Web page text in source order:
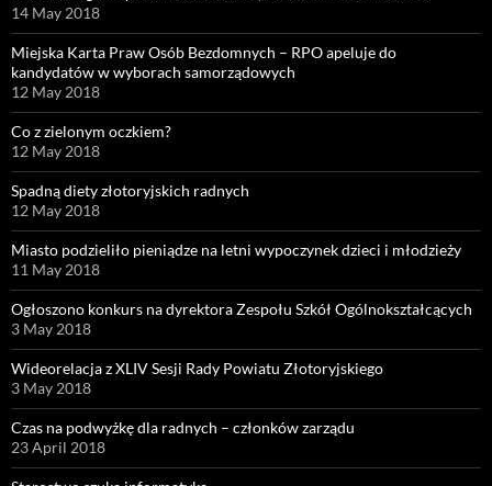
14 May 2018
Miejska Karta Praw Osób Bezdomnych – RPO apeluje do
kandydatów w wyborach samorządowych
12 May 2018
Co z zielonym oczkiem?
12 May 2018
Spadną diety złotoryjskich radnych
12 May 2018
Miasto podzieliło pieniądze na letni wypoczynek dzieci i młodzieży
11 May 2018
Ogłoszono konkurs na dyrektora Zespołu Szkół Ogólnokształcących
3 May 2018
Wideorelacja z XLIV Sesji Rady Powiatu Złotoryjskiego
3 May 2018
Czas na podwyżkę dla radnych – członków zarządu
23 April 2018